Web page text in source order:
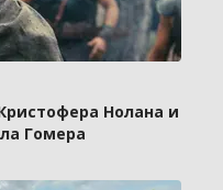
Нолана и
Гомера